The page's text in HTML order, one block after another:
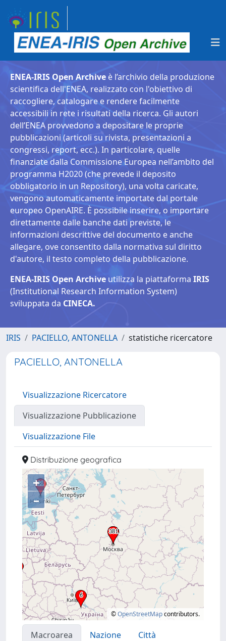
ENEA-IRIS Open Archive è l’archivio della produzione
scientifica dell'ENEA, realizzato con l'obiettivo di
raccogliere, catalogare e rendere facilmente
accessibili in rete i risultati della ricerca. Gli autori
dell’ENEA provvedono a depositare le proprie
pubblicazioni (articoli su rivista, presentazioni a
congressi, report, ecc.). In particolare, quelle
finanziate dalla Commissione Europea nell’ambito del
programma H2020 (che prevede il deposito
obbligatorio in un Repository), una volta caricate,
vengono automaticamente importate dal portale
europeo OpenAIRE. È possibile inserire, o importare
direttamente dalle banche dati previste, le
informazioni descrittive del documento e anche
allegare, ove consentito dalla normativa sul diritto
d'autore, il testo completo della pubblicazione.
ENEA-IRIS Open Archive utilizza la piattaforma IRIS
(Institutional Research Information System)
sviluppata da CINECA.
IRIS PACIELLO, ANTONELLA statistiche ricercatore
PACIELLO, ANTONELLA
Visualizzazione Ricercatore
Visualizzazione Pubblicazione
Visualizzazione File
Distribuzione geografica
+
–
©OpenStreetMapcontributors.
Macroarea Nazione
Città